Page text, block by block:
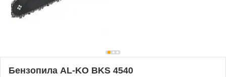
Бензопила AL-KO BKS 4540